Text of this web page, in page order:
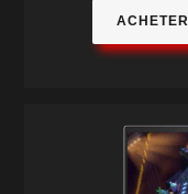
ACHETER